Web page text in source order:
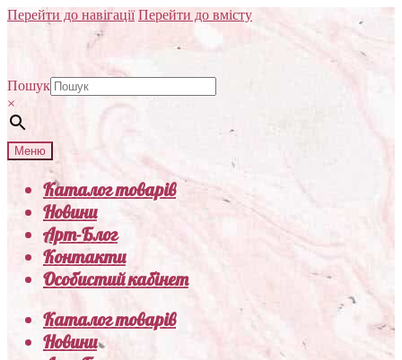
Перейти до навігації Перейти до вмісту
Пошук
×
Меню
Каталог товарів
Новини
Арт-Блог
Контакти
Особистий кабінет
Каталог товарів
Новини